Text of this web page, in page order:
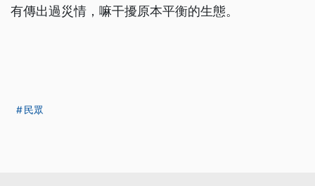
有傳出過災情，嘛干擾原本平衡的生態。
民眾